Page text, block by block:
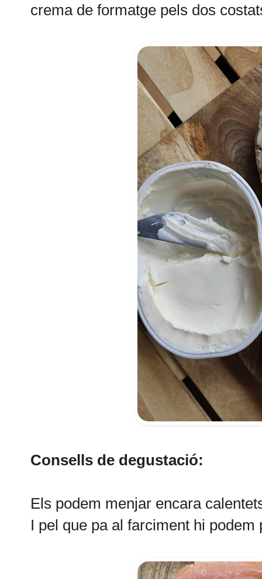
crema de formatge pels dos
Consells de degustació:
Els podem menjar encara
I pel que pa al farciment hi